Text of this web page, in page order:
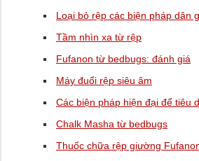
Loại bỏ rệp các biện pháp dân
Tầm nhìn xa từ rệp
Fufanon từ bedbugs: đánh giá
Máy đuổi rệp siêu âm
Các biện pháp hiện đại để tiêu
Chalk Masha từ bedbugs
Thuốc chữa rệp giường